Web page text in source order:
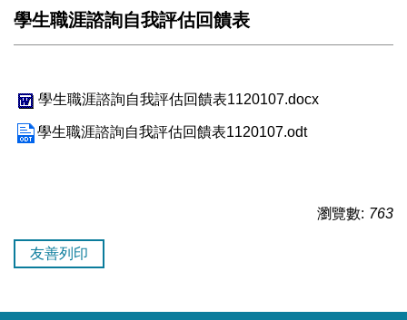
學生職涯諮詢自我評估回饋表
學生職涯諮詢自我評估回饋表1120107.docx
學生職涯諮詢自我評估回饋表1120107.odt
瀏覽數: 763
友善列印